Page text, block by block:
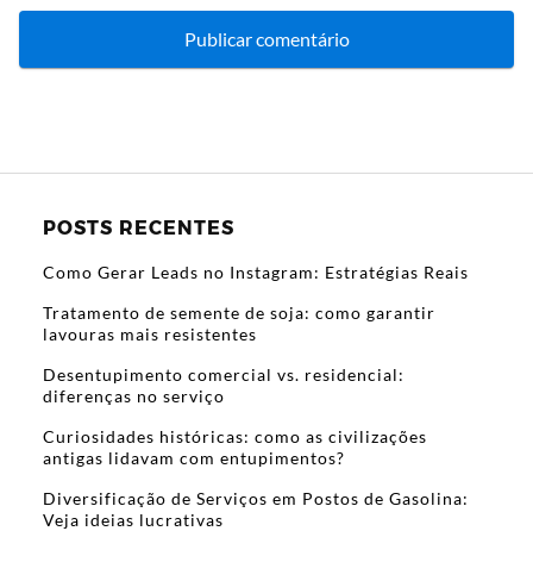
POSTS RECENTES
Como Gerar Leads no Instagram: Estratégias Reais
Tratamento de semente de soja: como garantir
lavouras mais resistentes
Desentupimento comercial vs. residencial:
diferenças no serviço
Curiosidades históricas: como as civilizações
antigas lidavam com entupimentos?
Diversificação de Serviços em Postos de Gasolina:
Veja ideias lucrativas